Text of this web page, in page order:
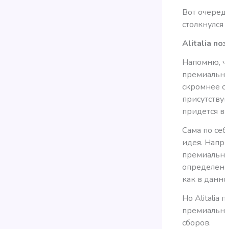
Вот
Alitalia
Напомню,
скромнее
придется
Сама по
идея.
как в
Но Alitalia
сборов.